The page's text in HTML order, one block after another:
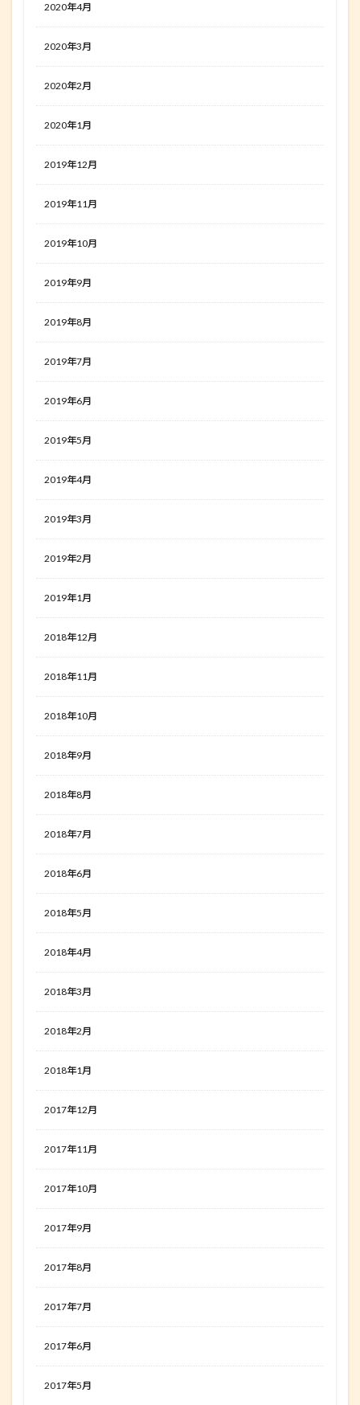
2020年4月
2020年3月
2020年2月
2020年1月
2019年12月
2019年11月
2019年10月
2019年9月
2019年8月
2019年7月
2019年6月
2019年5月
2019年4月
2019年3月
2019年2月
2019年1月
2018年12月
2018年11月
2018年10月
2018年9月
2018年8月
2018年7月
2018年6月
2018年5月
2018年4月
2018年3月
2018年2月
2018年1月
2017年12月
2017年11月
2017年10月
2017年9月
2017年8月
2017年7月
2017年6月
2017年5月